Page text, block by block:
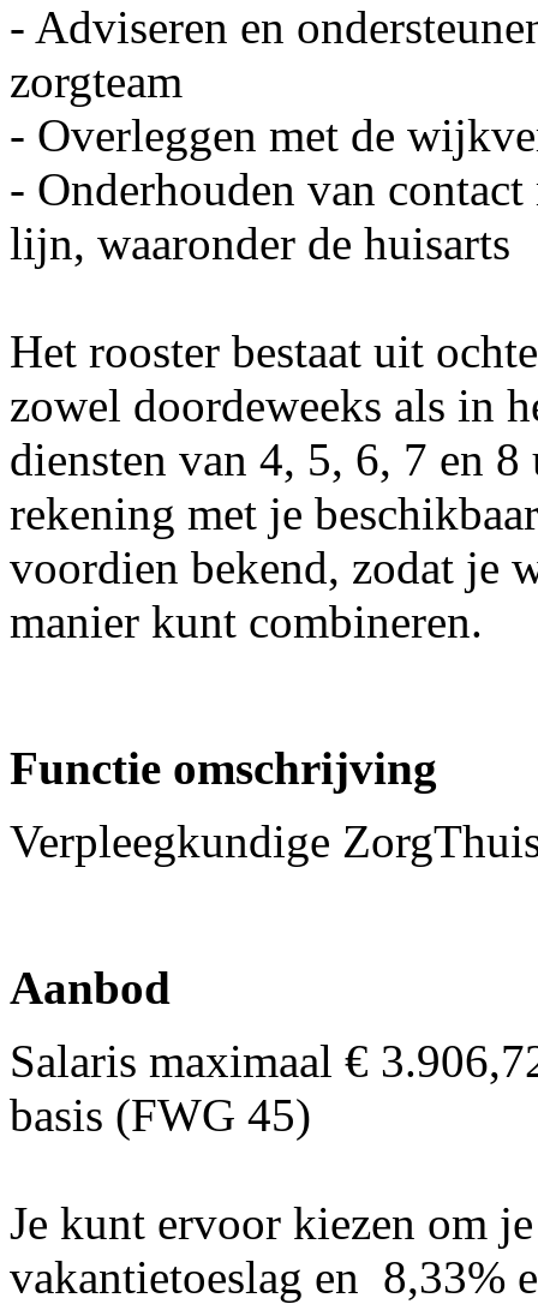
- Adviseren en
zorgteam
- Overleggen met de
- Onderhouden van
lijn, waaronder de huisarts
Het rooster bestaat uit
zowel doordeweeks als in
diensten van 4, 5, 6, 7 en
rekening met je
voordien bekend, zodat je
manier kunt combineren.
Functie omschrijving
Verpleegkundige
Aanbod
Salaris maximaal €
basis (FWG 45)
Je kunt ervoor kiezen om
vakantietoeslag en 8,33%